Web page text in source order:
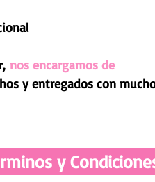
nos encargamos de
y entregados con
y